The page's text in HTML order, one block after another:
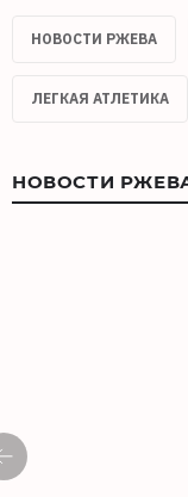
НОВОСТИ РЖЕВА
ЛЕГКАЯ АТЛЕТИКА
НОВОСТИ